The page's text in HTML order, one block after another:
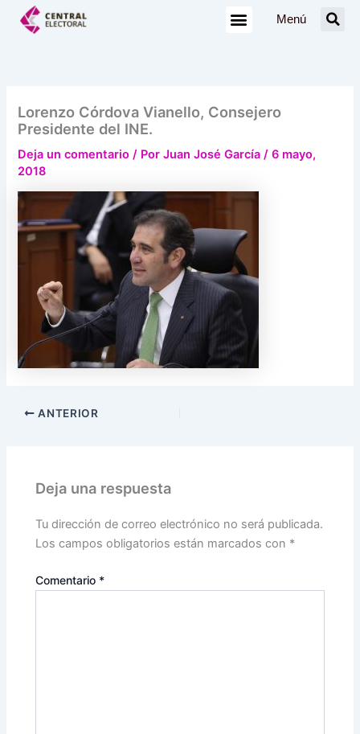
Menú
Lorenzo Córdova Vianello, Consejero
Presidente del INE.
Deja un comentario / PorJuan José García/6 mayo,
2018
ANTERIOR
Deja una respuesta
Tu dirección de correo electrónico no será publicada.
Los campos obligatorios están marcados con *
Comentario *